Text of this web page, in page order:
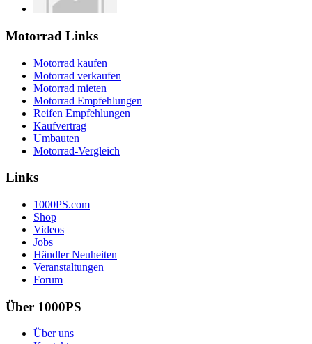
Motorrad Links
Motorrad kaufen
Motorrad verkaufen
Motorrad mieten
Motorrad Empfehlungen
Reifen Empfehlungen
Kaufvertrag
Umbauten
Motorrad-Vergleich
Links
1000PS.com
Shop
Videos
Jobs
Händler Neuheiten
Veranstaltungen
Forum
Über 1000PS
Über uns